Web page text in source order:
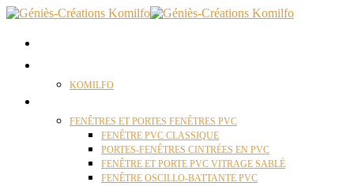
KOMILFO
FENÊTRES ET PORTES FENÊTRES PVC
FENÊTRE PVC CLASSIQUE
PORTES-FENÊTRES CINTRÉES EN PVC
FENÊTRE ET PORTE PVC VITRAGE SABLÉ
FENÊTRE OSCILLO-BATTANTE PVC